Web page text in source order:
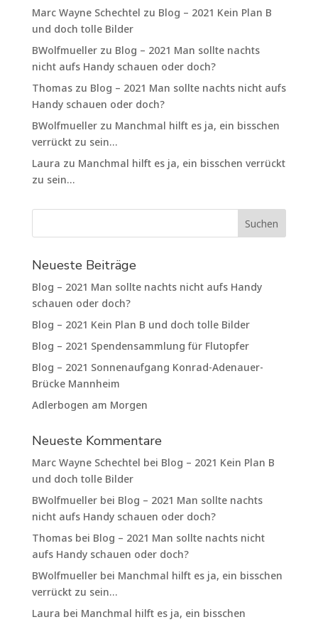
Marc Wayne Schechtel zu Blog – 2021 Kein Plan B
und doch tolle Bilder
BWolfmuellerzu Blog – 2021 Man sollte nachts
nicht aufs Handy schauen oder doch?
Thomaszu Blog – 2021 Man sollte nachts nicht aufs
Handy schauen oder doch?
BWolfmuellerzu Manchmal hilft es ja, ein bisschen
verrückt zu sein…
Laura zu Manchmal hilft es ja, ein bisschen verrückt
zu sein…
Neueste Beiträge
Blog – 2021 Man sollte nachts nicht aufs Handy
schauen oder doch?
Blog – 2021 Kein Plan B und doch tolle Bilder
Blog – 2021 Spendensammlung für Flutopfer
Blog – 2021 Sonnenaufgang Konrad-Adenauer-
Brücke Mannheim
Adlerbogen am Morgen
Neueste Kommentare
Marc Wayne Schechtel bei Blog – 2021 Kein Plan B
und doch tolle Bilder
BWolfmuellerbei Blog – 2021 Man sollte nachts
nicht aufs Handy schauen oder doch?
Thomasbei Blog – 2021 Man sollte nachts nicht
aufs Handy schauen oder doch?
BWolfmuellerbei Manchmal hilft es ja, ein bisschen
verrückt zu sein…
Laura bei Manchmal hilft es ja, ein bisschen